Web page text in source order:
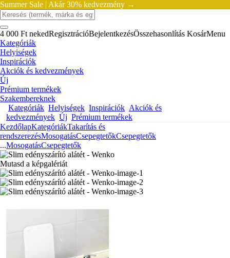
Summer Sale | Akár 30% kedvezmény →
4 000 Ft nekedRegisztrációBejelentkezésÖsszehasonlítás KosárMenu
Kategóriák
Helyiségek
Inspirációk
Akciók és kedvezmények
Új
Prémium termékek
Szakembereknek
Kategóriák Helyiségek Inspirációk Akciók és
kedvezmények Új Prémium termékek
KezdőlapKategóriákTakarítás és
rendszerezésMosogatásCsepegtetőkCsepegtetők
...MosogatásCsepegtetők
Mutasd a képgalériát